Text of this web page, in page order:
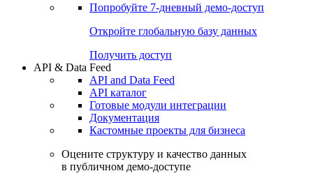
Попробуйте 7-дневный демо-доступ
Откройте глобальную базу данных
Получить доступ
API & Data Feed
API and Data Feed
API каталог
Готовые модули интеграции
Документация
Кастомные проекты для бизнеса
Оцените структуру и качество данных
в публичном демо-доступе